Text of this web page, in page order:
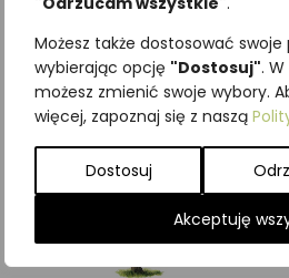
Możesz także dostosować
wybierając opcję "Dostosuj".
możesz zmienić swoje wybory.
więcej, zapoznaj się z naszą
Dostosuj
Akceptuję
Podobne produkty